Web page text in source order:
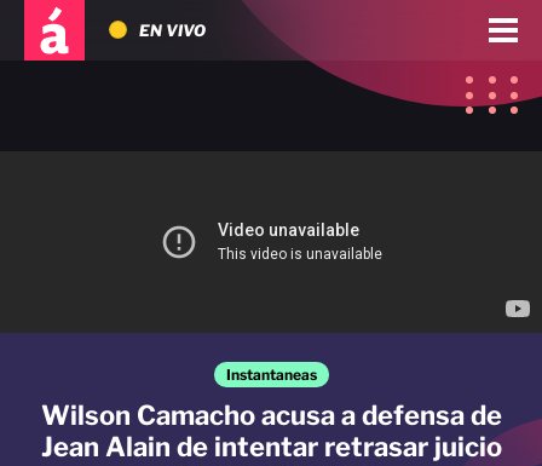
EN VIVO
Instantaneas
Wilson Camacho acusa a defensa de
Jean Alain de intentar retrasar juicio